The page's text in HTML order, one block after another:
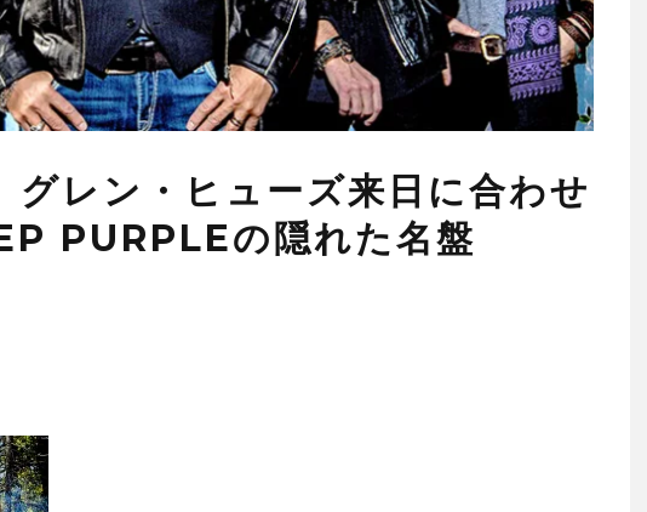
レン・ヒューズ来日に合わせ
PURPLEの隠れた名盤